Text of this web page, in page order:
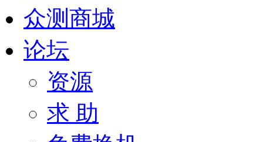
众测商城
论坛
资源
求 助